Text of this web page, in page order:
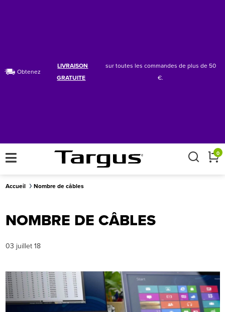
Obtenez
LIVRAISON
GRATUITE
sur toutes les commandes de plus de 50
€.
× 0
Accueil Nombre de câbles
NOMBRE DE CÂBLES
03 juillet 18